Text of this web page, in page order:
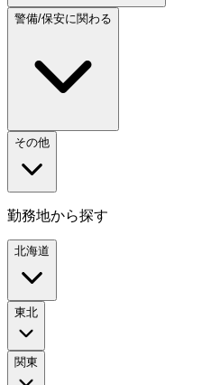
警備/保安に関わる
その他
勤務地から探す
北海道
東北
関東